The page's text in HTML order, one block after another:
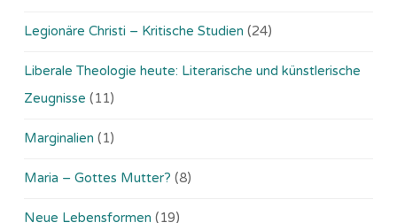
Legionäre Christi – Kritische Studien (24)
Liberale Theologie heute: Literarische und künstlerische
Zeugnisse (11)
Marginalien (1)
Maria – Gottes Mutter? (8)
Neue Lebensformen (19)